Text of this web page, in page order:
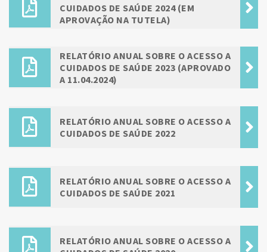
CUIDADOS DE SAÚDE 2024 (EM
APROVAÇÃO NA TUTELA)
RELATÓRIO ANUAL SOBRE O ACESSO A
CUIDADOS DE SAÚDE 2023 (APROVADO
A 11.04.2024)
RELATÓRIO ANUAL SOBRE O ACESSO A
CUIDADOS DE SAÚDE 2022
RELATÓRIO ANUAL SOBRE O ACESSO A
CUIDADOS DE SAÚDE 2021
RELATÓRIO ANUAL SOBRE O ACESSO A